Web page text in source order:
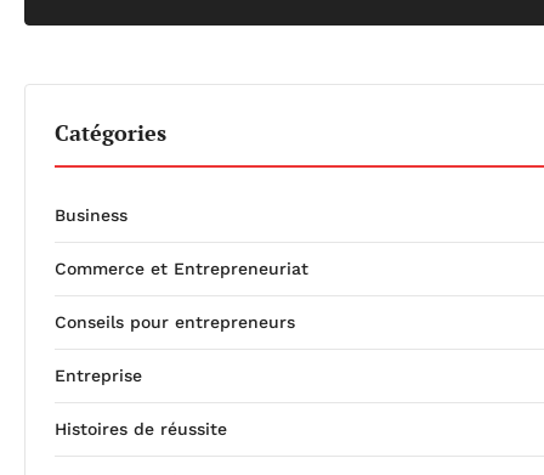
Catégories
Business
Commerce et Entrepreneuriat
Conseils pour entrepreneurs
Entreprise
Histoires de réussite